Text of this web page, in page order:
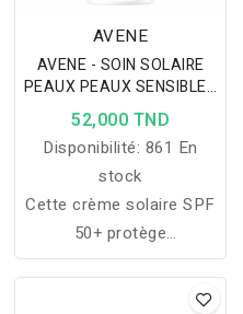
haute protection SPF 50+
Formule liposomale
lait non grasse et non
collante Extrêmement
résistant à l'eau Sans
parfum, sans paraben
Une protection longue et
sans tâches blanches.
AVENE
AVENE - SOIN SOLAIRE
PEAUX PEAUX SENSIBLES
SECHES SPF 50+ 50ML
52,000 TND
Disponibilité: 861 En
stock
Cette crème solaire SPF
50+ protège
efficacement les peaux
sensibles contre les UV